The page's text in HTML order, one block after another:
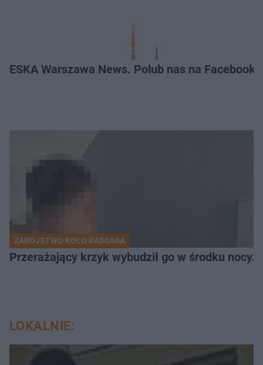
ESKA Warszawa News. Polub nas na
ZABÓJSTWO KOŁO RADOMIA
Przerażający krzyk wybudził go w środku
LOKALNIE: